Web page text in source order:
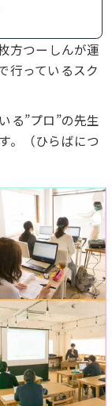
方つーしんが運
行っているスク
る”プロ”の先生
。（ひらばにつ